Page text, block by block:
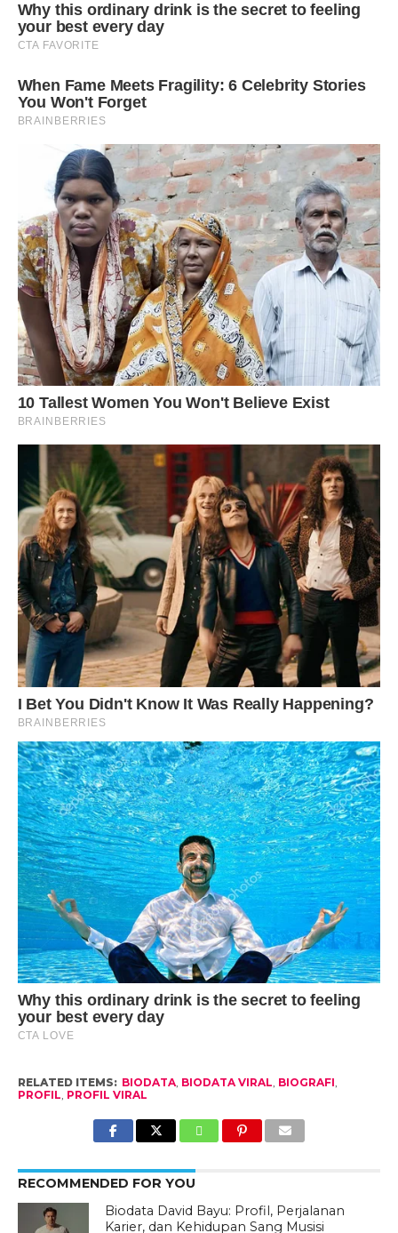
RELATED ITEMS: BIODATA, BIODATA VIRAL, BIOGRAFI,
PROFIL, PROFIL VIRAL
RECOMMENDED FOR YOU
Biodata David Bayu: Profil, Perjalanan
Karier, dan Kehidupan Sang Musisi